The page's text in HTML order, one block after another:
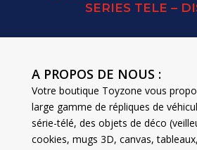
SERIES TELE –
A PROPOS DE NOUS :
Votre boutique Toyzone vous
large gamme de répliques de
série-télé, des objets de déco
cookies, mugs 3D, canvas,